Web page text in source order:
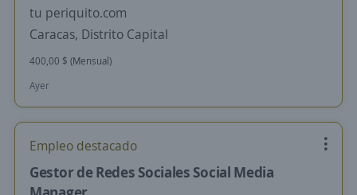
tu periquito.com
Caracas, Distrito Capital
400,00 $ (Mensual)
Ayer
Empleo destacado
Gestor de Redes Sociales Social Media